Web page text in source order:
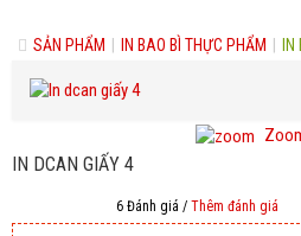
SẢN PHẨM IN BAO BÌ THỰC PHẨM
IN DCAN GIẤY 4
6 Đánh giá / Thêm đánh giá